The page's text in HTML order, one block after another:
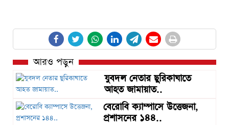
আরও পড়ুন
যুবদল নেতার ছুরিকাঘাতে
আহত জামায়াত..
বেরোবি ক্যাম্পাসে উত্তেজনা,
প্রশাসনের ১৪৪..